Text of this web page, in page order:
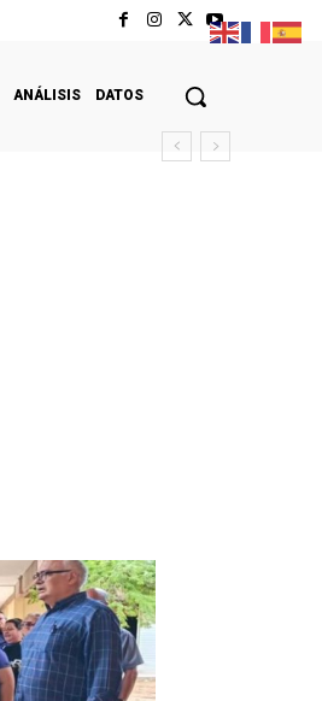
ANÁLISIS DATOS